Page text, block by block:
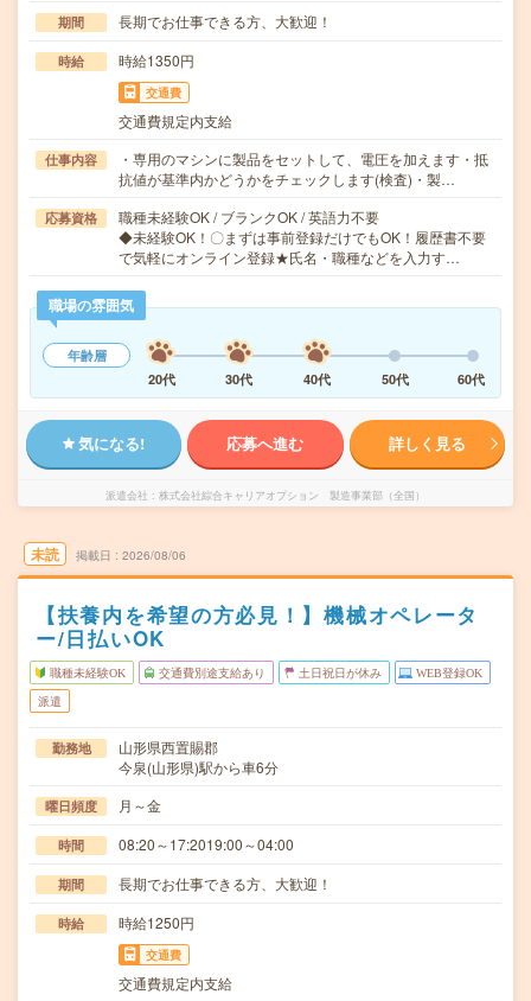
期間 長期でお仕事できる方、大歓迎！
時給 時給1350円
交通費
交通費規定内支給
仕事内容
・専用のマシンに製品をセットして、電圧を加えます・抵
抗値が基準内かどうかをチェックします(検査)・製…
応募資格
職種未経験OK / ブランクOK / 英語力不要
◆未経験OK！〇まずは事前登録だけでもOK！履歴書不要
で気軽にオンライン登録★氏名・職種などを入力す…
職場の雰囲気
年齢層
20代
30代 40代 50代 60代
気になる! 応募へ進む 詳しく見る
派遣会社 株式会社綜合キャリアオプション 製造事業部（全国）
未読 掲載日 2026/08/06
【扶養内を希望の方必見！】機械オペレータ
ー/日払いOK
職種未経験OK 交通費別途支給あり 土日祝日が休み WEB登録OK
派遣
勤務地
山形県西置賜郡
今泉(山形県)駅から車6分
曜日頻度 月～金
時間 08:20～17:2019:00～04:00
期間 長期でお仕事できる方、大歓迎！
時給 時給1250円
交通費
交通費規定内支給